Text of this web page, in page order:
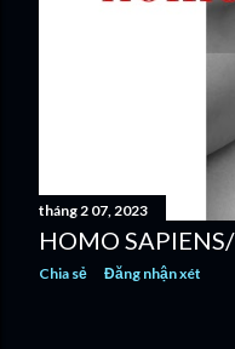
tháng 2 07, 2023
HOMO SAPIENS/
Chia sẻ Đăng nhận xét